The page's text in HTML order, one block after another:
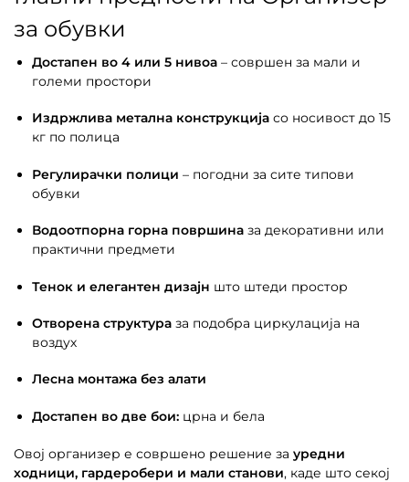
за обувки
Достапен во 4 или 5 нивоа – совршен за мали и
големи простори
Издржлива метална конструкција со носивост до 15
кг по полица
Регулирачки полици – погодни за сите типови
обувки
Водоотпорна горна површина за декоративни или
практични предмети
Тенок и елегантен дизајн што штеди простор
Отворена структура за подобра циркулација на
воздух
Лесна монтажа без алати
Достапен во две бои: црна и бела
Овој организер е совршено решение за уредни
ходници, гардеробери и мали станови, каде што секој